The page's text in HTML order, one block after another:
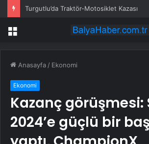
Turgutlu’da Traktör-Motosiklet Kazası
Menü
Anasayfa / Ekonomi
Ekonomi
Kazanç görüşmesi:
2024’e güçlü bir